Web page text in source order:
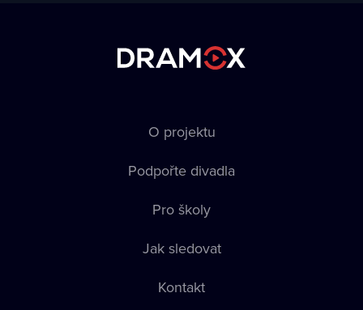
O projektu
Podpořte divadla
Pro školy
Jak sledovat
Kontakt